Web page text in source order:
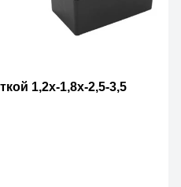
1,2х-1,8х-2,5-3,5